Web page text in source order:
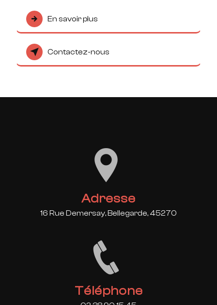
En savoir plus
Contactez-nous
Adresse
16 Rue Demersay, Bellegarde, 45270
Téléphone